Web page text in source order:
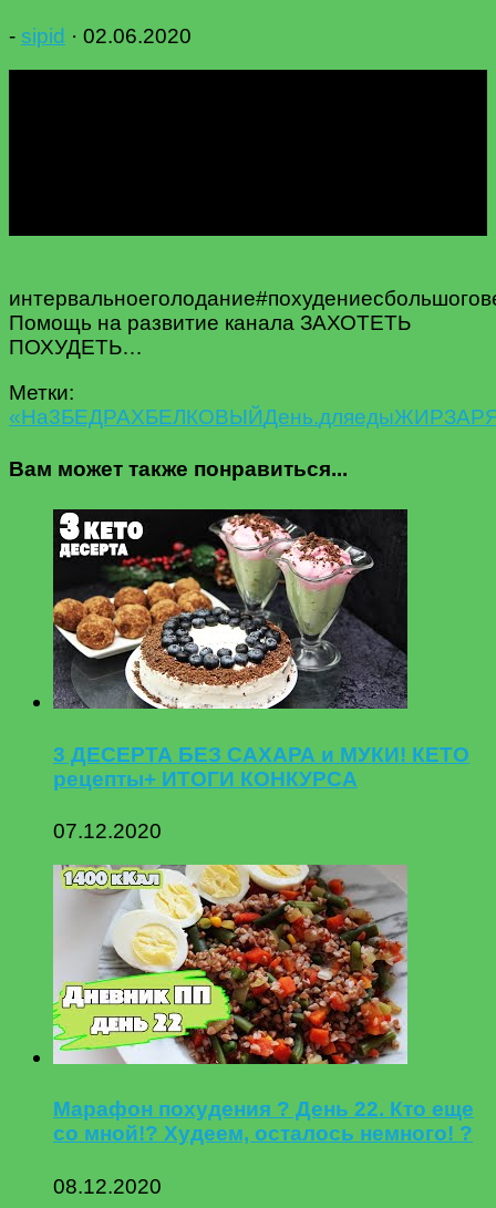
- sipid · 02.06.2020
Помощь на развитие канала ЗАХОТЕТЬ
ПОХУДЕТЬ…
Метки:
«На3БЕДРАХБЕЛКОВЫЙДень.дляедыЖИР
Вам может также понравиться...
3 ДЕСЕРТА БЕЗ САХАРА и МУКИ! КЕТО
рецепты+ ИТОГИ КОНКУРСА
07.12.2020
Марафон похудения ? День 22. Кто еще
со мной!? Худеем, осталось немного! ?
08.12.2020